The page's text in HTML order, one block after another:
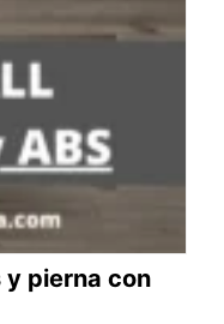
y pierna con